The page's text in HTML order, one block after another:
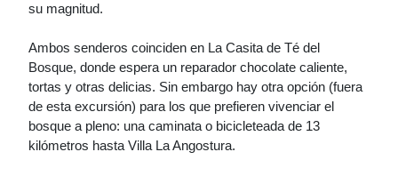
su magnitud.
Ambos senderos coinciden en La Casita de Té del
Bosque, donde espera un reparador chocolate caliente,
tortas y otras delicias. Sin embargo hay otra opción (fuera
de esta excursión) para los que prefieren vivenciar el
bosque a pleno: una caminata o bicicleteada de 13
kilómetros hasta Villa La Angostura.